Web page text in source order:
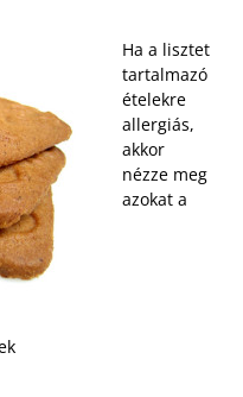
Ha a lisztet
tartalmazó
ételekre
allergiás,
akkor
nézze meg
azokat a